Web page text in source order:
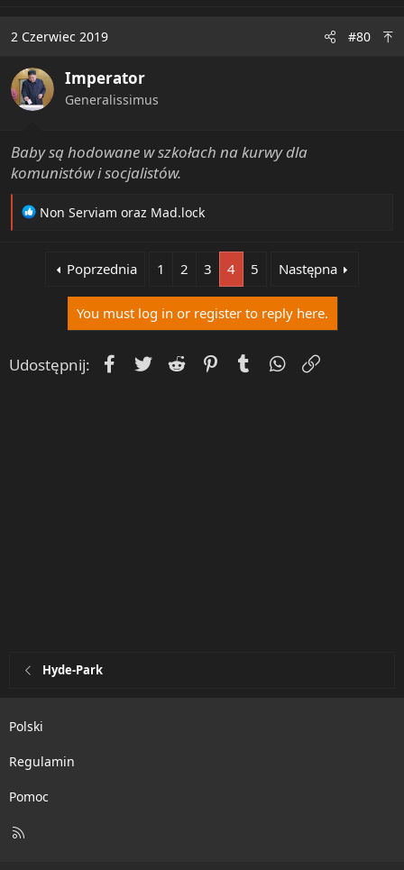
t
o
n
s
2 Czerwiec 2019 #80
Imperator
Generalissimus
Baby są hodowane w szkołach na kurwy dla
komunistów i socjalistów.
R
:
Non Serviam oraz Mad.lock
Poprzednia 1 2 3 4 5 Następna
You must log in or register to reply here.
Udostępnij: Facebook
Twitter Reddit PinterestTumblrWhatsApp
Hyde-Park
Polski
Regulamin
Pomoc
R